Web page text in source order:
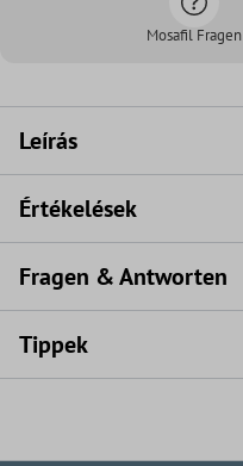
Mosafil Fragen
Leírás
Értékelések
Fragen & Antworten
Tippek